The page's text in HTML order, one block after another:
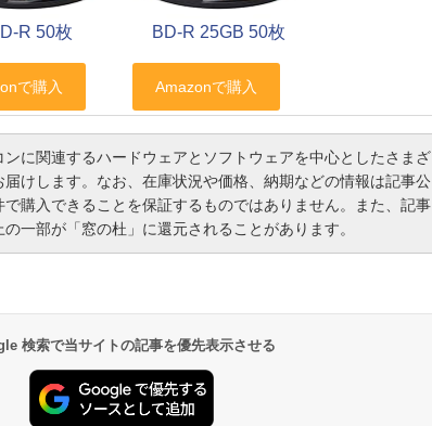
R 50枚 BD-R 25GB 50枚
に関連するハードウェアとソフトウェアを中心としたさまざ
けします。なお、在庫状況や価格、納期などの情報は記事公
購入できることを保証するものではありません。また、記事
一部が「窓の杜」に還元されることがあります。
検索で当サイトの記事を優先表示させる